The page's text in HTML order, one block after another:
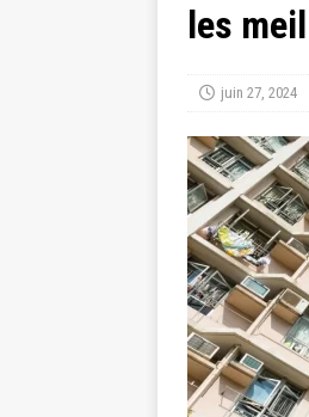
les
juin 27, 2024